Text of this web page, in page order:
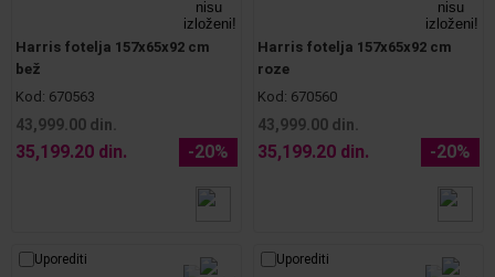
Harris fotelja 157x65x92 cm
bež
Kod: 670563
43,999.00 din.
35,199.20 din. -20%
Harris fotelja 157x65x92 cm
roze
Kod: 670560
43,999.00 din.
35,199.20 din. -20%
Uporediti Uporediti